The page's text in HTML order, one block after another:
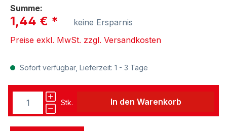
Summe:
1,44 € *
keine Ersparnis
Preise exkl. MwSt. zzgl. Versandkosten
Sofort verfügbar, Lieferzeit: 1 - 3 Tage
Stk. In den Warenkorb